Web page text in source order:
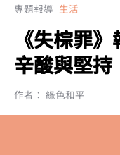
專題報導 生活
《失棕罪
辛酸與堅持
作者： 綠色和平